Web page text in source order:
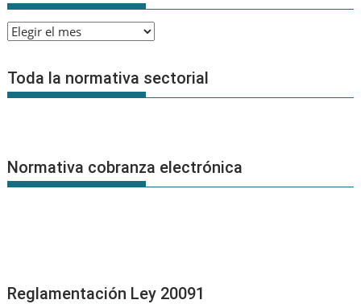
Archivo
Noticias
Toda la normativa sectorial
Normativa cobranza electrónica
Reglamentación Ley 20091